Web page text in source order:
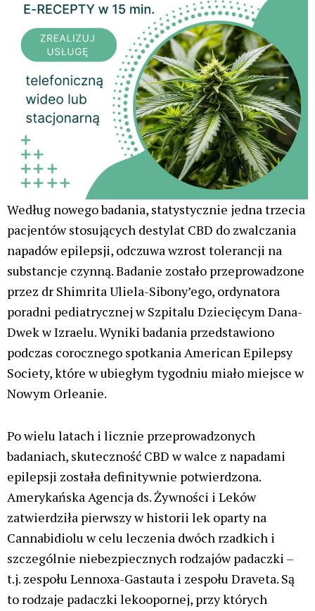
Według nowego badania, statystycznie jedna trzecia
pacjentów stosujących destylat CBD do zwalczania
napadów epilepsji, odczuwa wzrost tolerancji na
substancje czynną. Badanie zostało przeprowadzone
przez dr Shimrita Uliela-Sibony’ego, ordynatora
poradni pediatrycznej w Szpitalu Dziecięcym Dana-
Dwek w Izraelu. Wyniki badania przedstawiono
podczas corocznego spotkania American Epilepsy
Society, które w ubiegłym tygodniu miało miejsce w
Nowym Orleanie.
Po wielu latach i licznie przeprowadzonych
badaniach, skuteczność CBD w walce z napadami
epilepsji została definitywnie potwierdzona.
Amerykańska Agencja ds. Żywności i Leków
zatwierdziła pierwszy w historii lek oparty na
Cannabidiolu w celu leczenia dwóch rzadkich i
szczególnie niebezpiecznych rodzajów padaczki –
t.j. zespołu Lennoxa-Gastauta i zespołu Draveta. Są
to rodzaje padaczki lekoopornej, przy których